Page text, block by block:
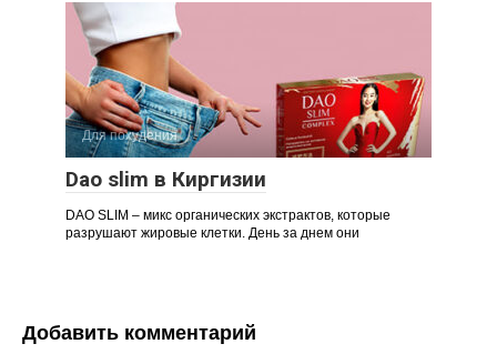
Для похудения
Dao slim в Киргизии
DAO SLIM – микс органических экстрактов, которые
разрушают жировые клетки. День за днем они
Добавить комментарий